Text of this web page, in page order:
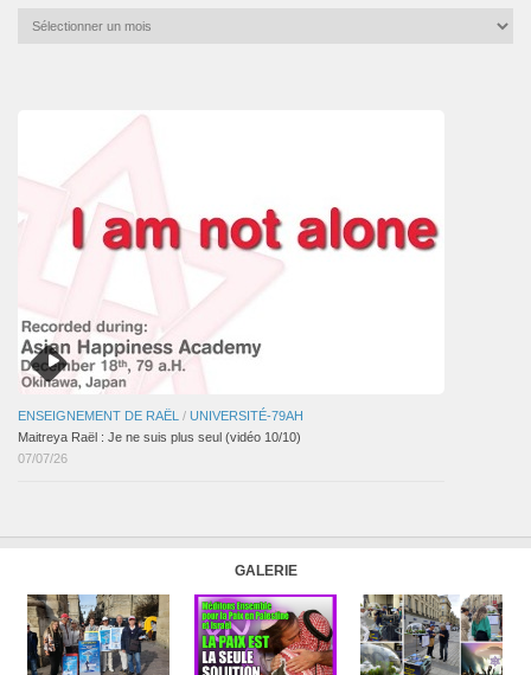
Archives
ENSEIGNEMENT DE RAËL / UNIVERSITÉ-79AH
Maitreya Raël : Je ne suis plus seul (vidéo 10/10)
07/07/26
GALERIE